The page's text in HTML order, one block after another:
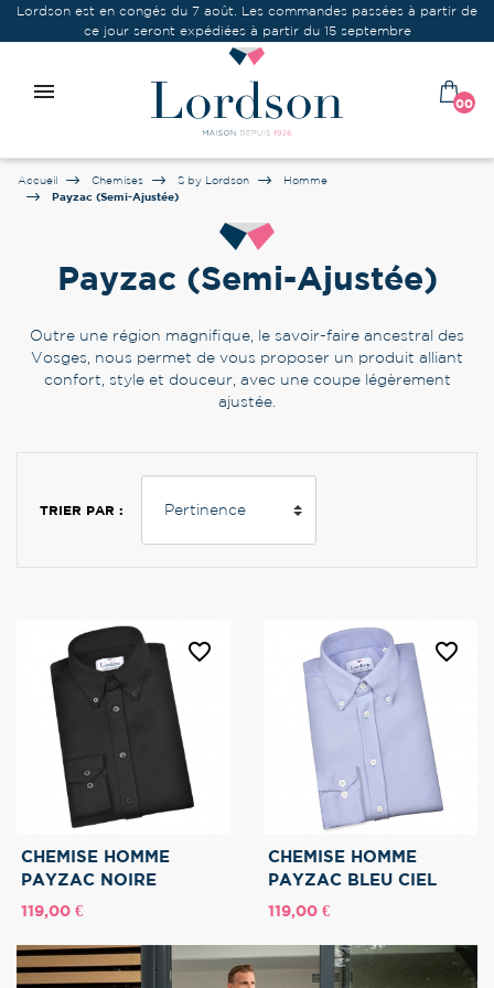
Lordson est en congés du 7 août. Les commandes passées à partir de
ce jour seront expédiées à partir du 15 septembre
 00
Accueil Chemises S by Lordson Homme
Payzac (Semi-Ajustée)
Payzac (Semi-Ajustée)
Outre une région magnifique, le savoir-faire ancestral des
Vosges, nous permet de vous proposer un produit alliant
confort, style et douceur, avec une coupe légèrement
ajustée.
TRIER PAR :
CHEMISE HOMME
PAYZAC NOIRE
favorite_border
Prix
119,00 €
CHEMISE HOMME
PAYZAC BLEU CIEL
favorite_border
Prix
119,00 €